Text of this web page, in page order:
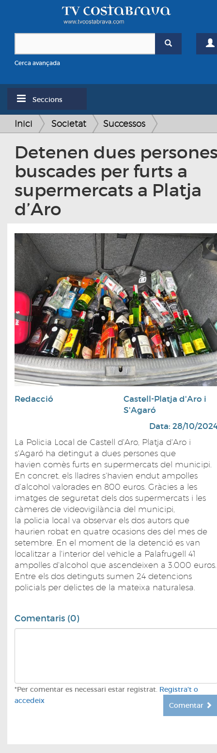
Cerca avançada
Seccions
Inici Societat Successos
Detenen dues
buscades per furts a
supermercats a Platja
d’Aro
Redacció
Castell-Platja d'Aro i
S'Agaró
Data: 28/10/
La Policia Local de Castell d'Aro, Platja d'Aro i
s'Agaró ha detingut a dues persones que
havien comès furts en supermercats del municipi.
En concret, els lladres s'havien endut ampolles
d'alcohol valorades en 800 euros. Gràcies a les
imatges de seguretat dels dos supermercats i les
càmeres de videovigilància del municipi,
la policia local va observar els dos autors que
haurien robat en quatre ocasions des del mes de
setembre. En el moment de la detenció es van
localitzar a l'interior del vehicle a Palafrugell 41
ampolles d'alcohol que ascendeixen a 3.000 euros.
Entre els dos detinguts sumen 24 detencions
policials per delictes de la mateixa naturalesa.
Comentaris (0)
*Per comentar es necessari estar registrat. Registra't o
accedeix
Comentar